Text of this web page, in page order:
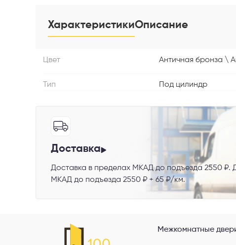
ХарактеристикиОписание
Цвет Античная бронза \
Тип Под цилиндр
Доставка
Доставка в пределах МКАД до подъезда 2550 ₽.
МКАД до подъезда 2550 ₽ + 65 ₽/км.
Межкомнатные
Выберите